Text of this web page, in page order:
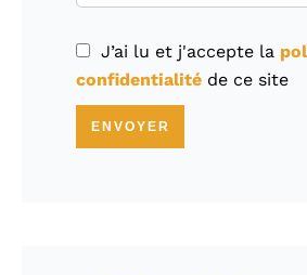
J’ai lu et j'accepte la
confidentialité de ce site
ENVOYER